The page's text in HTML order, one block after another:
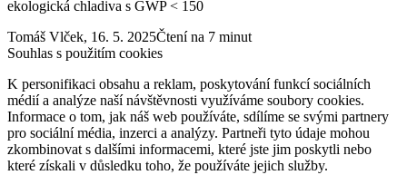
ekologická chladiva s GWP < 150
Tomáš Vlček, 16. 5. 2025Čtení na 7 minut
Souhlas s použitím cookies
K personifikaci obsahu a reklam, poskytování funkcí sociálních
médií a analýze naší návštěvnosti využíváme soubory cookies.
Informace o tom, jak náš web používáte, sdílíme se svými partnery
pro sociální média, inzerci a analýzy. Partneři tyto údaje mohou
zkombinovat s dalšími informacemi, které jste jim poskytli nebo
které získali v důsledku toho, že používáte jejich služby.